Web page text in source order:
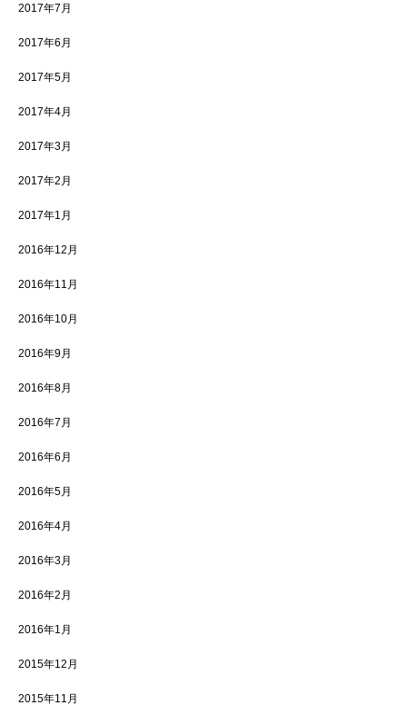
2017年7月
2017年6月
2017年5月
2017年4月
2017年3月
2017年2月
2017年1月
2016年12月
2016年11月
2016年10月
2016年9月
2016年8月
2016年7月
2016年6月
2016年5月
2016年4月
2016年3月
2016年2月
2016年1月
2015年12月
2015年11月